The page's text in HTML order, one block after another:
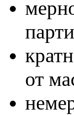
от